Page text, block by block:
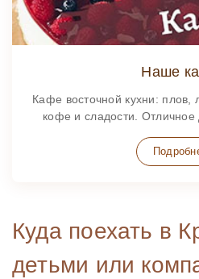
Наше
Кафе восточной кухни:
кофе и сладости. Отличное
Куда поехать в
детьми или